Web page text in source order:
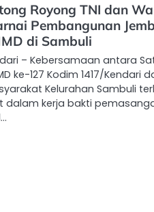
Royong TNI dan
Pembangunan
di Sambuli
– Kebersamaan antara
ke-127 Kodim 1417/Kendari
Kelurahan Sambuli
dalam kerja bakti